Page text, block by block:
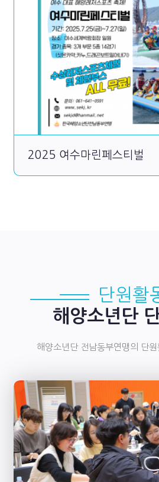
2025 여수마린페스티벌
단원활
해양소년단
해양소년단 전남동부연맹의 단원